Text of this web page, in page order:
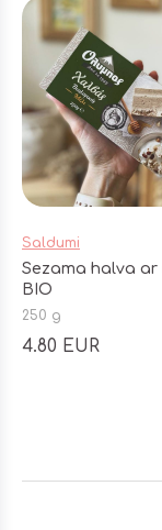
Saldumi
Sezama halva ar
BIO
250 g
4.80 EUR
Footer